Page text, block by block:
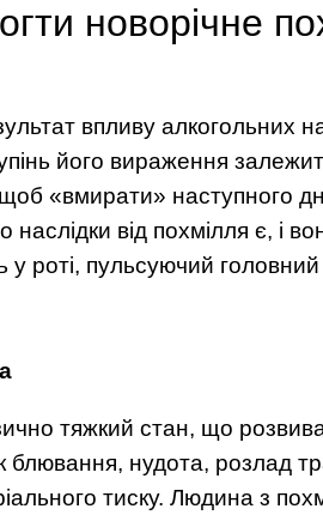
новорічне
впливу алкогольних
його вираження
«вмирати» наступного
наслідки від похмілля є, і
у роті, пульсуючий
тяжкий стан, що
блювання, нудота, розлад
тиску. Людина з